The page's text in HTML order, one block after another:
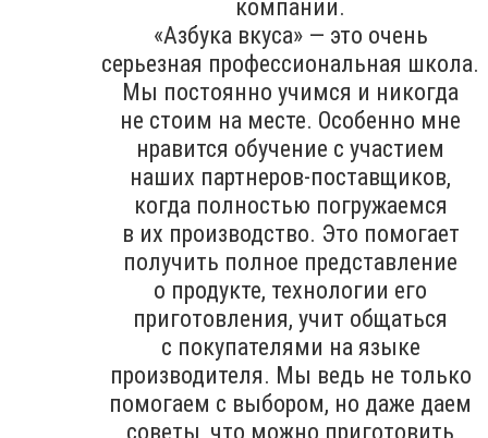
компании.
«Азбука вкуса» — это очень
серьезная профессиональная школа.
Мы постоянно учимся и никогда
не стоим на месте. Особенно мне
нравится обучение с участием
наших партнеров-поставщиков,
когда полностью погружаемся
в их производство. Это помогает
получить полное представление
о продукте, технологии его
приготовления, учит общаться
с покупателями на языке
производителя. Мы ведь не только
помогаем с выбором, но даже даем
советы, что можно приготовить